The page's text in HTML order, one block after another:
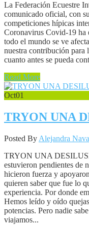
La Federación Ecuestre
comunicado oficial, con
competiciones hípicas
Coronavirus Covid-19 ha
todo el mundo se ve
nuestra contribución para
cuanto antes se pueda
Read More
Oct01
TRYON UNA
Posted By Alejandra
TRYON UNA
estuvieron pendientes de
hicieron fuerza y
quieren saber que fue lo
experiencia. Por donde
Hemos leído y oído
potencias. Pero nadie
viajamos...